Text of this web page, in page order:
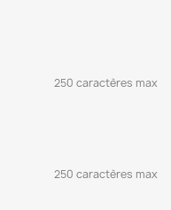
250 caractères max
250 caractères max